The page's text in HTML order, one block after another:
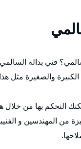
فني بدالة
الكبيرة والصغيرة
التحكم بها من
من المهندسين و